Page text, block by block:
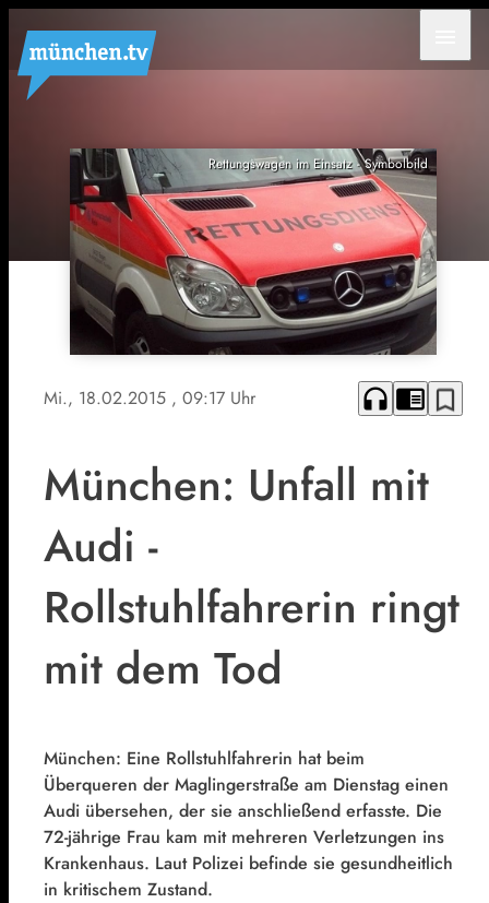
Rettungswagen im Einsatz - Symbolbild
Mi., 18.02.2015 , 09:17 Uhr headphones chrome_reader_mode bookmark_border
München: Unfall mit
Audi -
Rollstuhlfahrerin ringt
mit dem Tod
München: Eine Rollstuhlfahrerin hat beim
Überqueren der Maglingerstraße am Dienstag einen
Audi übersehen, der sie anschließend erfasste. Die
72-jährige Frau kam mit mehreren Verletzungen ins
Krankenhaus. Laut Polizei befinde sie gesundheitlich
in kritischem Zustand.